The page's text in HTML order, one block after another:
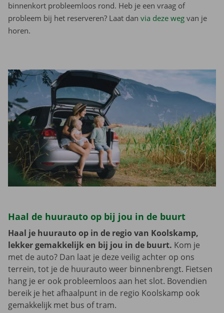
binnenkort probleemloos rond. Heb je een vraag of
probleem bij het reserveren? Laat dan via deze weg van je
horen.
Haal de huurauto op bij jou in de buurt
Haal je huurauto op in de regio van Koolskamp,
lekker gemakkelijk en bij jou in de buurt. Kom je
met de auto? Dan laat je deze veilig achter op ons
terrein, tot je de huurauto weer binnenbrengt. Fietsen
hang je er ook probleemloos aan het slot. Bovendien
bereik je het afhaalpunt in de regio Koolskamp ook
gemakkelijk met bus of tram.